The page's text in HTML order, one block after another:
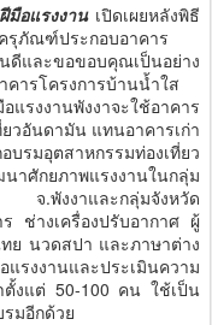
อแรงงานเปิดเผยหลังพิธี
รุภัณฑ์ประกอบอาคาร
และขอขอบคุณเป็นอย่าง
ารโครงการบ้านน้ำใส
รงงานพังงาจะใช้อาคาร
วอันดามัน แทนอาคารเก่า
มอุตสาหกรรมท่องเที่ยว
กยภาพแรงงานในกลุ่ม
จ.พังงาและกลุ่มจังหวัด
ช่างเครื่องปรับอากาศ ผู้
ย นวดสปา และภาษาต่าง
รงงานและประเมินความ
ตั้งแต่ 50-100 คน ใช้เป็น
มอีกด้วย